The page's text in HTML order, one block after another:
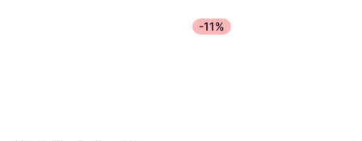
-11%